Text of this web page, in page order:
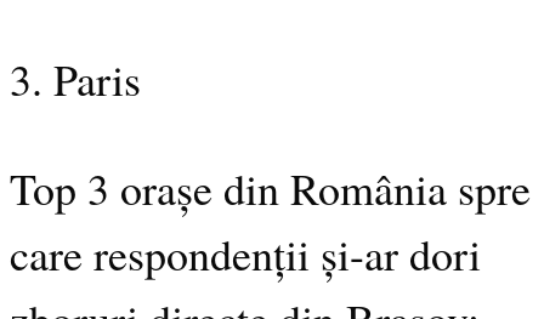
3. Paris
Top 3 orașe din România spre
care respondenții și-ar dori